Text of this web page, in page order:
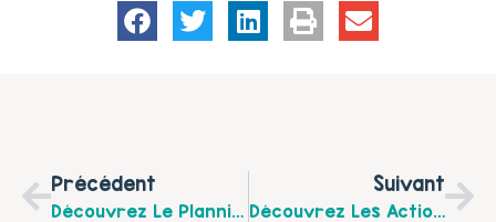
Précédent
Découvrez Le Planning De La Plateforme De Répit “Un Temps Pour Soi” Pour Le Mois De Juillet 2026
Suivant
Découvrez Les Actions Familles De La Maison Des Habitants Des Communes Du Frugeois Pour Le Mois De Juillet 2026